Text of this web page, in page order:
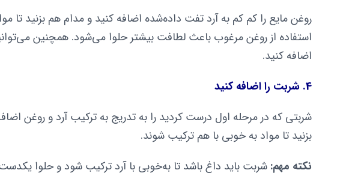
روغن مایع را کم کم به آرد تفت داده‌شده اضافه کنید و مدام هم بزنید تا
استفاده از روغن مرغوب باعث لطافت بیشتر حلوا می‌شود. همچنین
اضافه کنید.
4. شربت را اضافه کنید
شربتی که در مرحله اول درست کردید را به تدریج به ترکیب آرد و روغن
بزنید تا مواد به خوبی با هم ترکیب شوند.
نکته مهم: شربت باید داغ باشد تا به‌خوبی با آرد ترکیب شود و حلوا